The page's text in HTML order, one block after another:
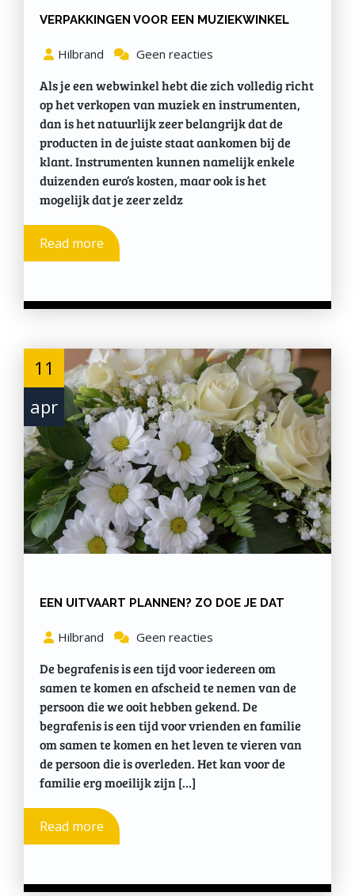
VERPAKKINGEN VOOR EEN MUZIEKWINKEL
Hilbrand Geen reacties
Als je een webwinkel hebt die zich volledig richt
op het verkopen van muziek en instrumenten,
dan is het natuurlijk zeer belangrijk dat de
producten in de juiste staat aankomen bij de
klant. Instrumenten kunnen namelijk enkele
duizenden euro’s kosten, maar ook is het
mogelijk dat je zeer zeldz
Read more
11
apr
EEN UITVAART PLANNEN? ZO DOE JE DAT
Hilbrand Geen reacties
De begrafenis is een tijd voor iedereen om
samen te komen en afscheid te nemen van de
persoon die we ooit hebben gekend. De
begrafenis is een tijd voor vrienden en familie
om samen te komen en het leven te vieren van
de persoon die is overleden. Het kan voor de
familie erg moeilijk zijn […]
Read more